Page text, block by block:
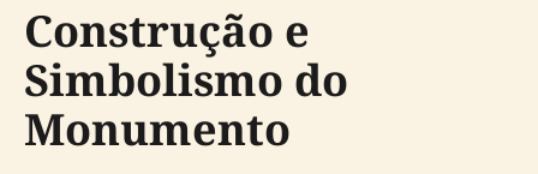
Construção e
Simbolismo do
Monumento